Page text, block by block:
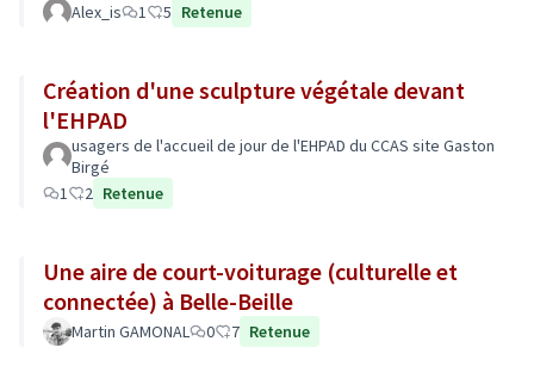
Alex_is 1 5 Retenue
Création d'une sculpture végétale devant
l'EHPAD
usagers de l'accueil de jour de l'EHPAD du CCAS site Gaston
Birgé
1
2 Retenue
Une aire de court-voiturage (culturelle et
connectée) à Belle-Beille
Martin GAMONAL 0 7 Retenue